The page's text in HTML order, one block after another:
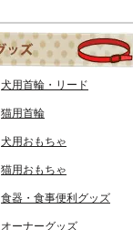
犬用首輪・リード
猫用首輪
犬用おもちゃ
猫用おもちゃ
食器・食事便利グッズ
オーナーグッズ